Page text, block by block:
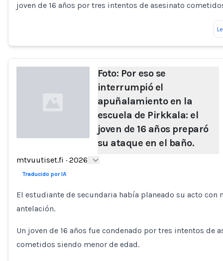
joven de 16 años por tres intentos de asesinato
Loading...
Foto: Por eso se
interrumpió el
apuñalamiento en la
escuela de Pirkkala: el
joven de 16 años preparó
su ataque en el baño.
mtvuutiset.fi · 2026
Traducido por IA
El estudiante de secundaria había planeado su acto con
antelación.
Un joven de 16 años fue condenado por tres intentos de
cometidos siendo menor de edad.